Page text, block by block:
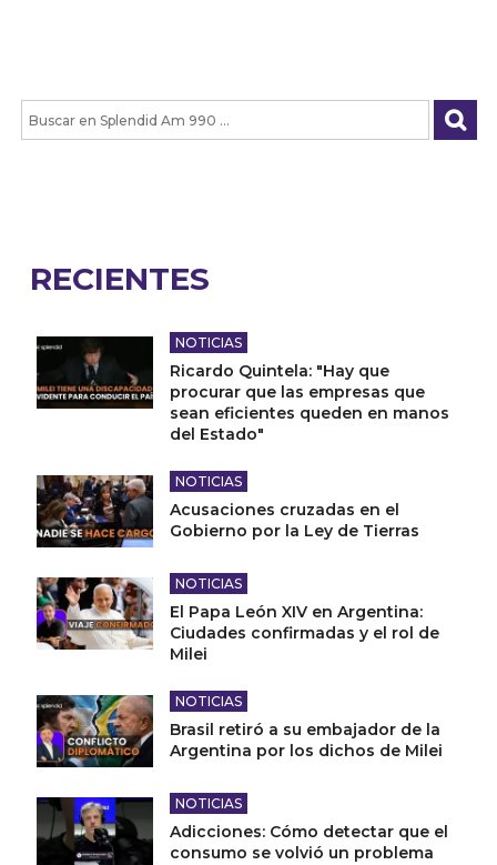
RECIENTES
NOTICIAS
Ricardo Quintela: "Hay que
procurar que las empresas que
sean eficientes queden en manos
del Estado"
NOTICIAS
Acusaciones cruzadas en el
Gobierno por la Ley de Tierras
NOTICIAS
El Papa León XIV en Argentina:
Ciudades confirmadas y el rol de
Milei
NOTICIAS
Brasil retiró a su embajador de la
Argentina por los dichos de Milei
NOTICIAS
Adicciones: Cómo detectar que el
consumo se volvió un problema